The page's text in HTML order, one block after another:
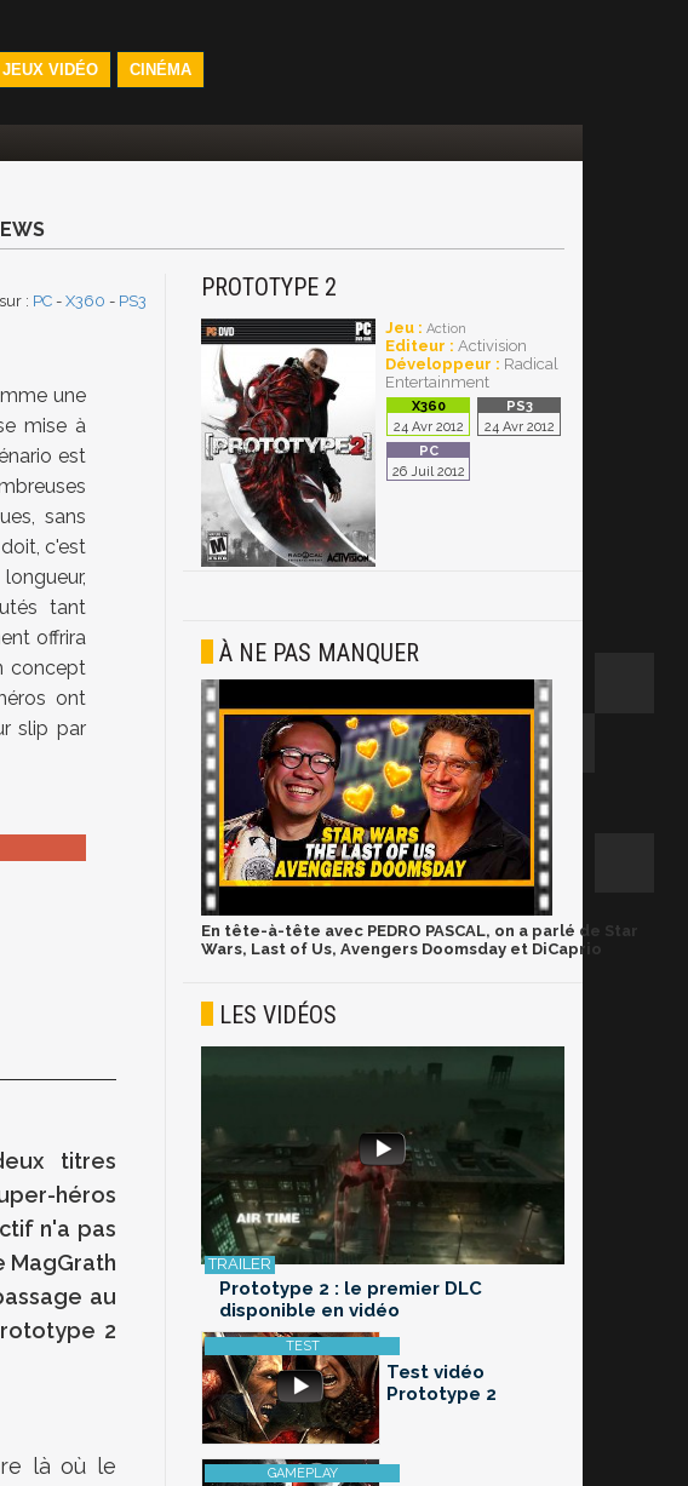
JEUX VIDÉO CINÉMA
: PC - X360 - PS3
une
mise à
est
sans
c'est
tant
offrira
concept
ont
slip par
titres
héros
n'a pas
MagGrath
au
2
là où le
PROTOTYPE 2
Jeu : Action
Editeur : Activision
Développeur : Radical
Entertainment
24 Avr 2012 24 Avr 2012
26 Juil 2012
À NE PAS MANQUER
En tête-à-tête avec PEDRO PASCAL, on a parlé de Star
Wars, Last of Us, Avengers Doomsday et DiCaprio
LES VIDÉOS
Prototype 2 : le premier DLC
disponible en vidéo
Test vidéo
Prototype 2